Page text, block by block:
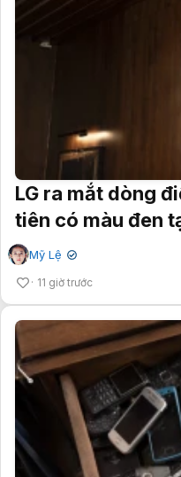
LG ra mắt dòng
tiên có màu đen
Mỹ Lệ ✔
11 giờ trước